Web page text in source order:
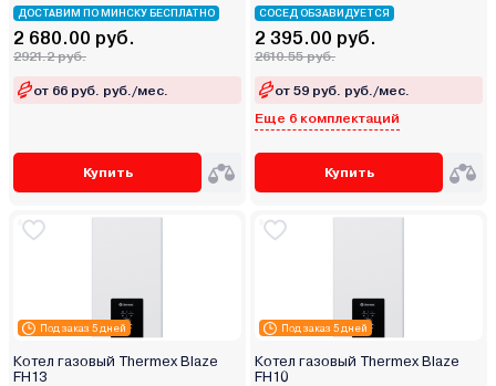
ДОСТАВИМ ПО МИНСКУ БЕСПЛАТНО
2 680.00 руб.
2921.2 руб.
от 66 руб. руб./мес.
Купить
СОСЕД ОБЗАВИДУЕТСЯ
2 395.00 руб.
2610.55 руб.
от 59 руб. руб./мес.
Еще 6 комплектаций
Купить
Под заказ 5 дней
Котел газовый Thermex Blaze
FН13
Под заказ 5 дней
Котел газовый Thermex Blaze
FН10